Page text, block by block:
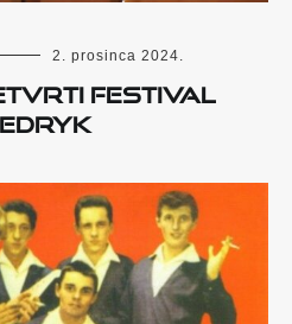
2. prosinca 2024.
festival